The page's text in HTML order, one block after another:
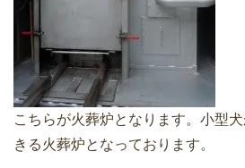
こちらが火葬炉となります。小型
きる火葬炉となっております。